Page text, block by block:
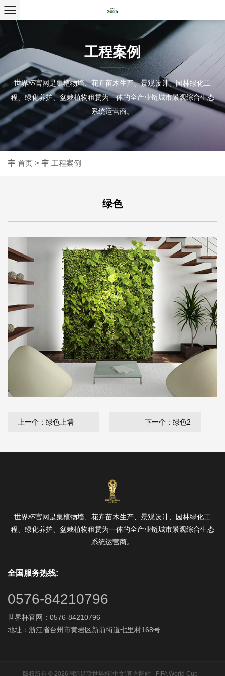
工程案例
世界杯官网是集植物墙、花卉苗木生产、景观设计、园林绿化工
程、绿化养护、盆栽植物租赁为一体的全产业链城市景观综合生态
系统运营商。
首页 > 工程案例
绿色
上一个：绿色上墙 下一个：绿色2
世界杯官网是集植物墙、花卉苗木生产、景观设计、园林绿化工
程、绿化养护、盆栽植物租赁为一体的全产业链城市景观综合生态
系统运营商。
全国服务热线:
0576-84210796
世界杯官网：0576-84210796
地址：浙江省台州市黄岩区新前街道七里村168号
版权所有 © 2026国际足联世界杯(中文)官方网站 - FIFA World Cup